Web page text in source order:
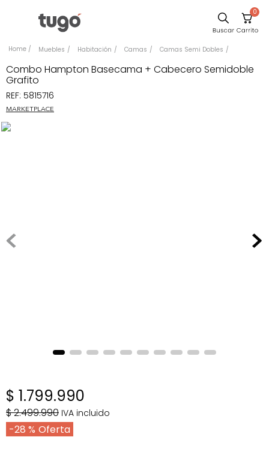
0
Muebles Habitación Camas Camas Semi Dobles
Combo Hampton Basecama + Cabecero Semidoble
Grafito
REF: 5815716
MARKETPLACE
$ 1.799.990
$2.499.990 IVA incluido
28 %
Comedor
Escritorio
Silla